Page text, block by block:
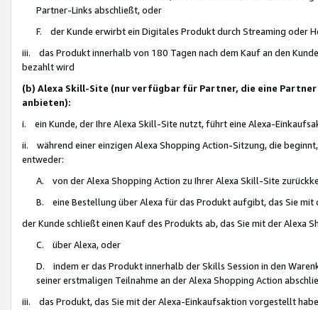
Partner-Links abschließt, oder
F. der Kunde erwirbt ein Digitales Produkt durch Streaming oder
iii. das Produkt innerhalb von 180 Tagen nach dem Kauf an den
bezahlt wird
(b) Alexa Skill-Site (nur verfügbar für Partner, die eine
anbieten):
i. ein Kunde, der Ihre Alexa Skill-Site nutzt, führt eine Alexa-
ii. während einer einzigen Alexa Shopping Action-Sitzung, die
entweder:
A. von der Alexa Shopping Action zu Ihrer Alexa Skill-Site
B. eine Bestellung über Alexa für das Produkt aufgibt, das Sie mit
der Kunde schließt einen Kauf des Produkts ab, das Sie mit der Alexa
C. über Alexa, oder
D. indem er das Produkt innerhalb der Skills Session in den
seiner erstmaligen Teilnahme an der Alexa Shopping Action
iii. das Produkt, das Sie mit der Alexa-Einkaufsaktion vorgestellt